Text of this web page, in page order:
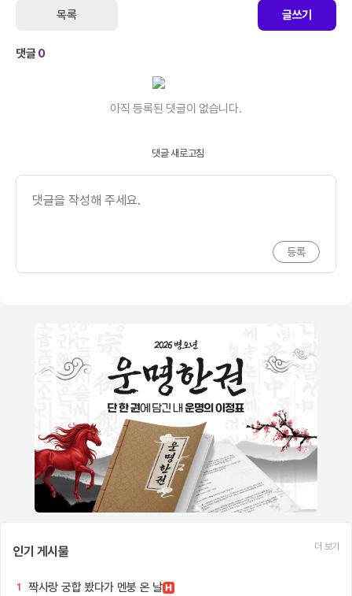
목록 글쓰기
댓글0
아직 등록된 댓글이 없습니다.
댓글 새로고침
인기 게시물 더 보기
1 짝사랑 궁합 봤다가 멘붕 온 날